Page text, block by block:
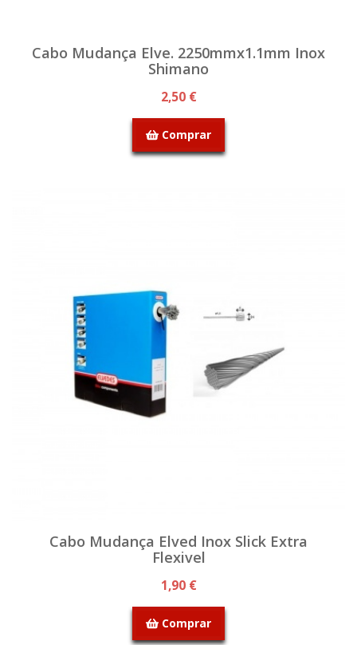
Cabo Mudança Elve. 2250mmx1.1mm Inox
Shimano
2,50 €
Comprar
Cabo Mudança Elved Inox Slick Extra
Flexivel
1,90 €
Comprar